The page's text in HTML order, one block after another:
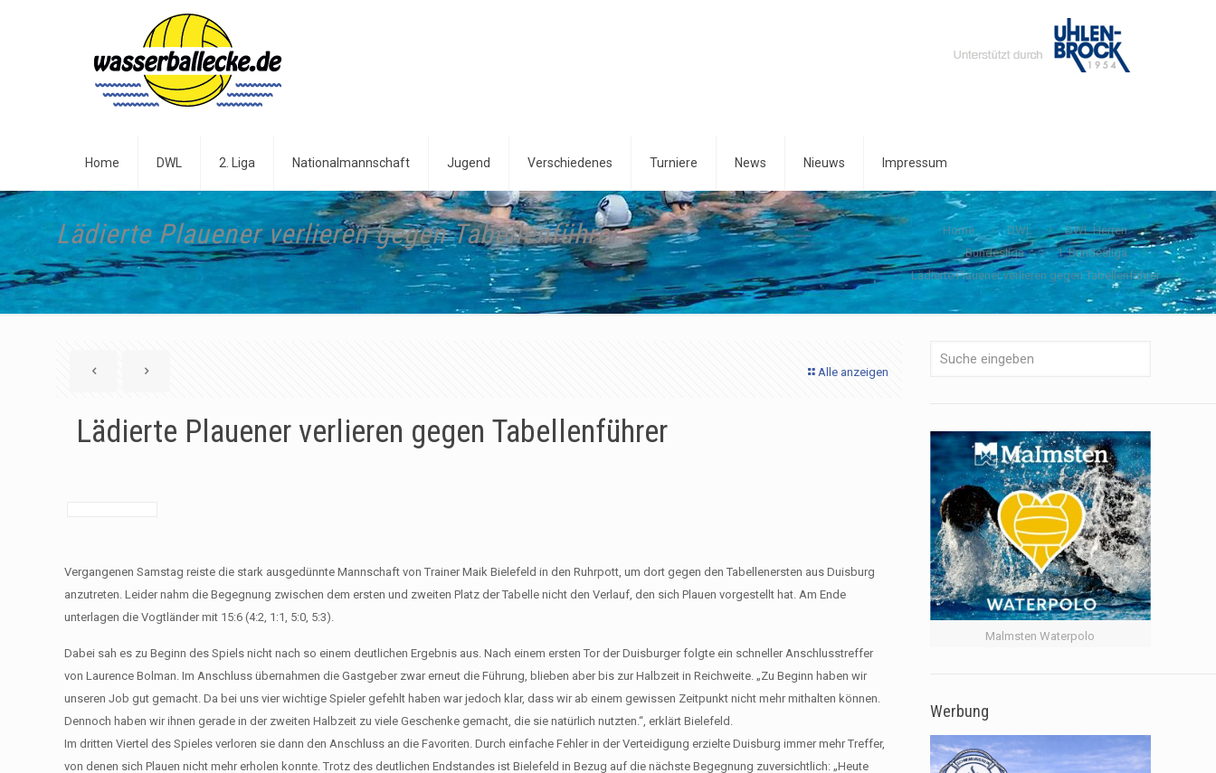
Home DWL 2. Liga Nationalmannschaft Jugend Verschiedenes Turniere News Nieuws Impressum
Lädierte Plauener verlieren gegen Tabellenführer Home DWL
DWL Herren
Bundesliga
1. Bundesliga
Lädierte Plauener verlieren gegen Tabellenführer
Alle anzeigen
Lädierte Plauener verlieren gegen Tabellenführer
Vergangenen Samstag reiste die stark ausgedünnte Mannschaft von Trainer Maik Bielefeld in den Ruhrpott, um dort gegen den Tabellenersten aus Duisburg
anzutreten. Leider nahm die Begegnung zwischen dem ersten und zweiten Platz der Tabelle nicht den Verlauf, den sich Plauen vorgestellt hat. Am Ende
unterlagen die Vogtländer mit 15:6 (4:2, 1:1, 5:0, 5:3).
Dabei sah es zu Beginn des Spiels nicht nach so einem deutlichen Ergebnis aus. Nach einem ersten Tor der Duisburger folgte ein schneller Anschlusstreffer
von Laurence Bolman. Im Anschluss übernahmen die Gastgeber zwar erneut die Führung, blieben aber bis zur Halbzeit in Reichweite. „Zu Beginn haben wir
unseren Job gut gemacht. Da bei uns vier wichtige Spieler gefehlt haben war jedoch klar, dass wir ab einem gewissen Zeitpunkt nicht mehr mithalten können.
Dennoch haben wir ihnen gerade in der zweiten Halbzeit zu viele Geschenke gemacht, die sie natürlich nutzten.“, erklärt Bielefeld.
Im dritten Viertel des Spieles verloren sie dann den Anschluss an die Favoriten. Durch einfache Fehler in der Verteidigung erzielte Duisburg immer mehr Treffer,
von denen sich Plauen nicht mehr erholen konnte. Trotz des deutlichen Endstandes ist Bielefeld in Bezug auf die nächste Begegnung zuversichtlich: „Heute
Malmsten Waterpolo
Werbung